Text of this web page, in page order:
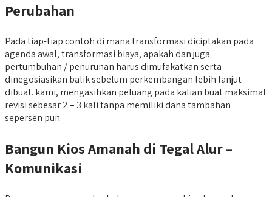
Perubahan
Pada tiap-tiap contoh di mana transformasi diciptakan pada
agenda awal, transformasi biaya, apakah dan juga
pertumbuhan / penurunan harus dimufakatkan serta
dinegosiasikan balik sebelum perkembangan lebih lanjut
dibuat. kami, mengasihkan peluang pada kalian buat maksimal
revisi sebesar 2 – 3 kali tanpa memiliki dana tambahan
sepersen pun.
Bangun Kios Amanah di Tegal Alur –
Komunikasi